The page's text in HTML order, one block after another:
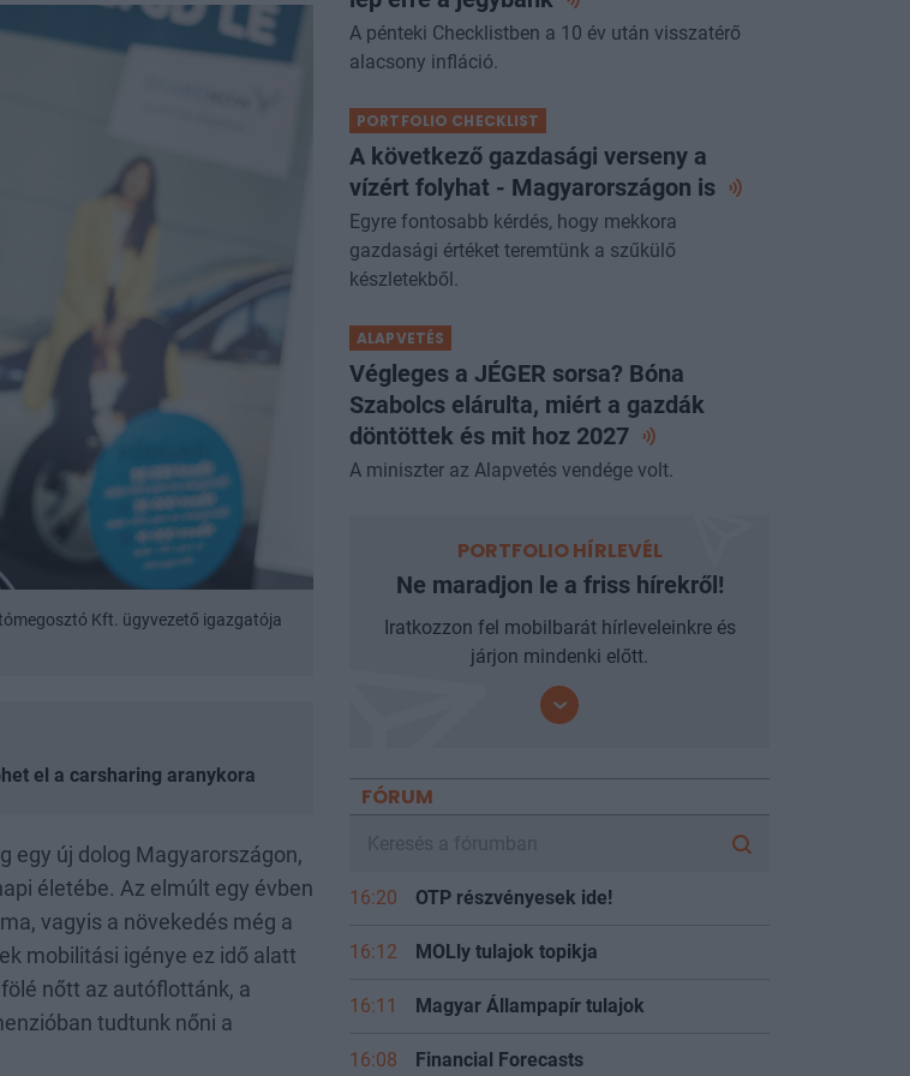
Kft. ügyvezető igazgatója
el a carsharing aranykora
egy új dolog Magyarországon,
életébe. Az elmúlt egy évben
vagyis a növekedés még a
mobilitási igénye ez idő alatt
nőtt az autóflottánk, a
tudtunk nőni a
A pénteki Checklistben a 10 év után visszatérő
alacsony infláció.
PORTFOLIO CHECKLIST
A következő gazdasági verseny a
vízért folyhat - Magyarországon is
Egyre fontosabb kérdés, hogy mekkora
gazdasági értéket teremtünk a szűkülő
készletekből.
ALAPVETÉS
Végleges a JÉGER sorsa? Bóna
Szabolcs elárulta, miért a gazdák
döntöttek és mit hoz 2027
A miniszter az Alapvetés vendége volt.
PORTFOLIO HÍRLEVÉL
Ne maradjon le a friss hírekről!
Iratkozzon fel mobilbarát hírleveleinkre és
járjon mindenki előtt.
FÓRUM
16:20 OTP részvényesek ide!
16:12 MOLly tulajok topikja
16:11 Magyar Állampapír tulajok
16:08 Financial Forecasts